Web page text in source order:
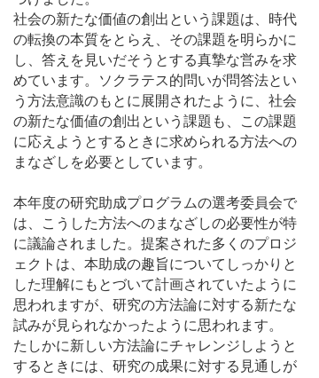
社会の新たな価値の創出という課題は、時代
の転換の本質をとらえ、その課題を明らかに
し、答えを見いだそうとする真摯な営みを求
めています。ソクラテス的問いが問答法とい
う方法意識のもとに展開されたように、社会
の新たな価値の創出という課題も、この課題
に応えようとするときに求められる方法への
まなざしを必要としています。
本年度の研究助成プログラムの選考委員会で
は、こうした方法へのまなざしの必要性が特
に議論されました。提案された多くのプロジ
ェクトは、本助成の趣旨についてしっかりと
した理解にもとづいて計画されていたように
思われますが、研究の方法論に対する新たな
試みが見られなかったように思われます。
たしかに新しい方法論にチャレンジしようと
するときには、研究の成果に対する見通しが